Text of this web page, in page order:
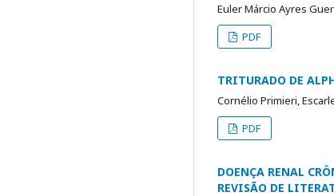
Euler Márcio Ayres
PDF
TRITURADO DE
Cornélio Primieri,
PDF
DOENÇA RENAL
REVISÃO DE